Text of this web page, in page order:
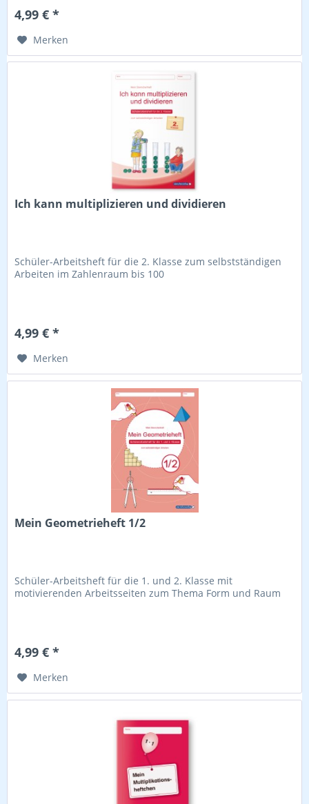
4,99 € *
Merken
Ich kann multiplizieren und dividieren
Schüler-Arbeitsheft für die 2. Klasse zum selbstständigen
Arbeiten im Zahlenraum bis 100
4,99 € *
Merken
Mein Geometrieheft 1/2
Schüler-Arbeitsheft für die 1. und 2. Klasse mit
motivierenden Arbeitsseiten zum Thema Form und Raum
4,99 € *
Merken